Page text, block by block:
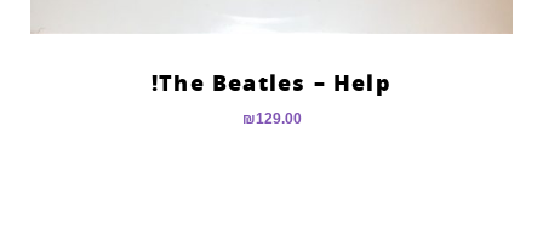
The Beatles – Help!
₪129.00